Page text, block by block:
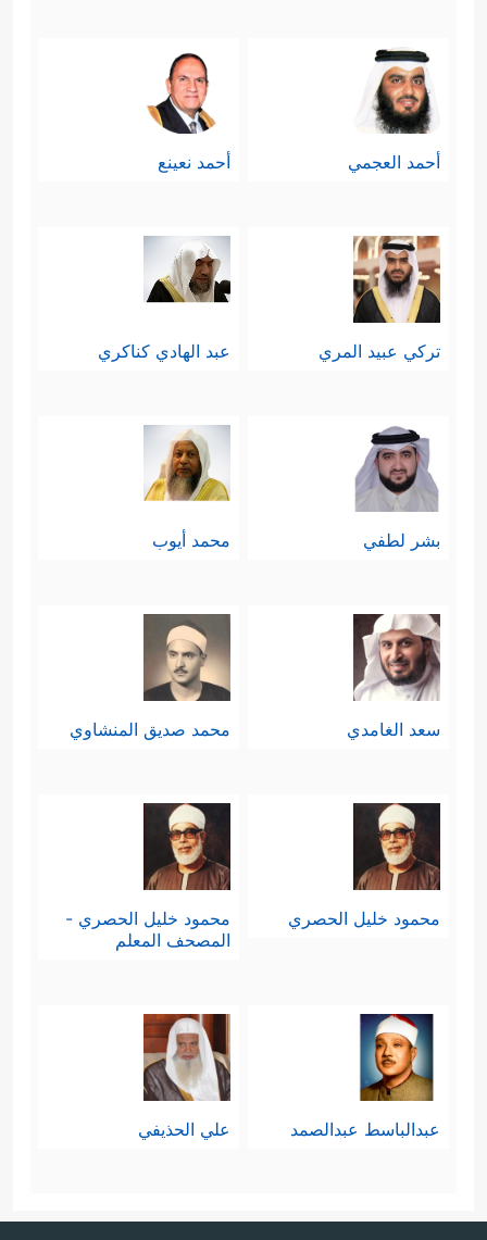
أحمد العجمي أحمد نعينع
تركي عبيد المري عبد الهادي كناكري
بشر لطفي محمد أيوب
سعد الغامدي محمد صديق المنشاوي
محمود خليل الحصري
محمود خليل الحصري -
المصحف المعلم
عبدالباسط عبدالصمد علي الحذيفي